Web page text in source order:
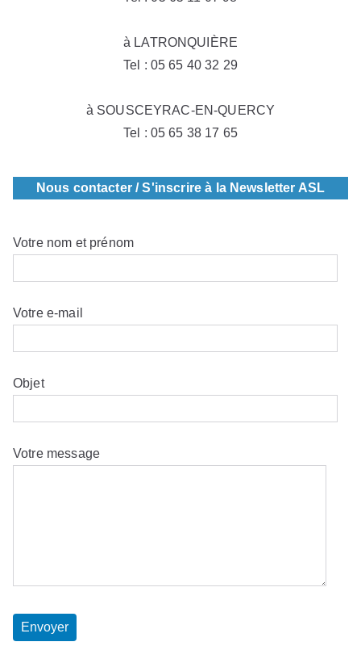
à LATRONQUIÈRE
Tel : 05 65 40 32 29
à SOUSCEYRAC-EN-QUERCY
Tel : 05 65 38 17 65
Nous contacter / S'inscrire à la Newsletter ASL
Votre nom et prénom
Votre e-mail
Objet
Votre message